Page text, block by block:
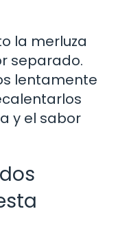
la merluza
separado.
lentamente
y el sabor